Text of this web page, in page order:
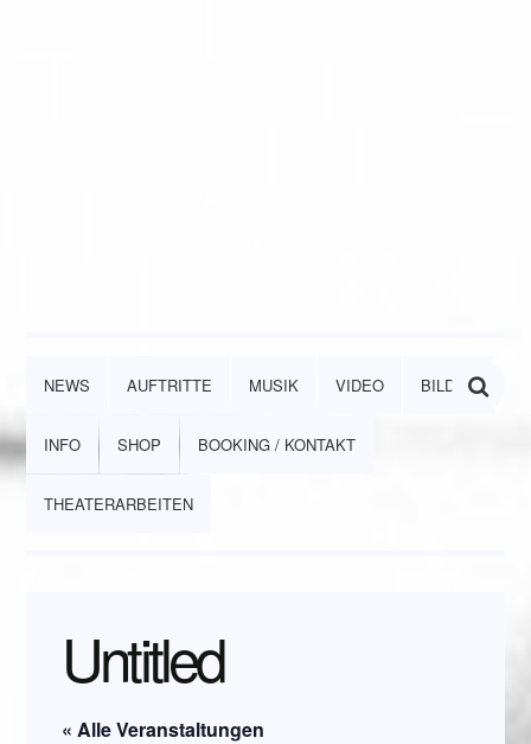
NEWS AUFTRITTE MUSIK VIDEO BILDER
INFO SHOP BOOKING / KONTAKT
THEATERARBEITEN
Untitled
« Alle Veranstaltungen